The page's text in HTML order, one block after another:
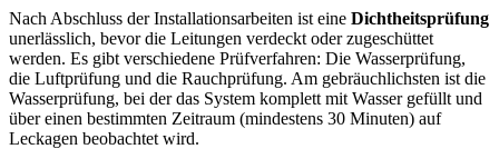
Nach Abschluss der Installationsarbeiten ist eine Dichtheitsprüfung
unerlässlich, bevor die Leitungen verdeckt oder zugeschüttet
werden. Es gibt verschiedene Prüfverfahren: Die Wasserprüfung,
die Luftprüfung und die Rauchprüfung. Am gebräuchlichsten ist die
Wasserprüfung, bei der das System komplett mit Wasser gefüllt und
über einen bestimmten Zeitraum (mindestens 30 Minuten) auf
Leckagen beobachtet wird.